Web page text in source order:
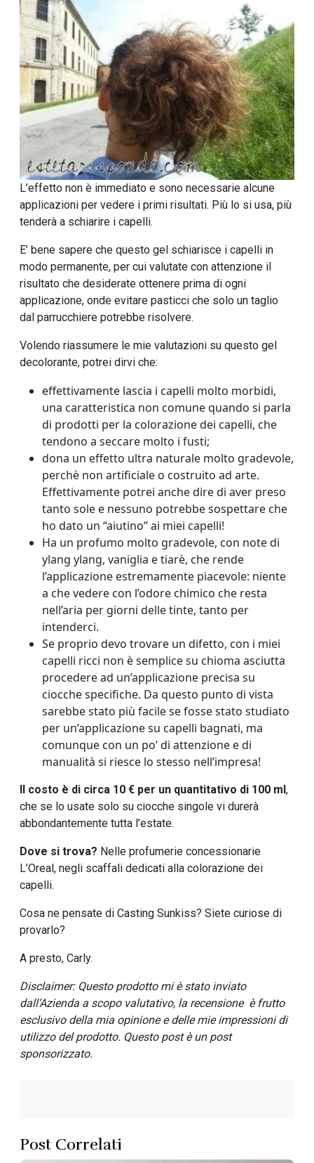
L’effetto non è immediato e sono necessarie alcune
applicazioni per vedere i primi risultati. Più lo si usa, più
tenderà a schiarire i capelli.
E’ bene sapere che questo gel schiarisce i capelli in
modo permanente, per cui valutate con attenzione il
risultato che desiderate ottenere prima di ogni
applicazione, onde evitare pasticci che solo un taglio
dal parrucchiere potrebbe risolvere.
Volendo riassumere le mie valutazioni su questo gel
decolorante, potrei dirvi che:
effettivamente lascia i capelli molto morbidi,
una caratteristica non comune quando si parla
di prodotti per la colorazione dei capelli, che
tendono a seccare molto i fusti;
dona un effetto ultra naturale molto gradevole,
perchè non artificiale o costruito ad arte.
Effettivamente potrei anche dire di aver preso
tanto sole e nessuno potrebbe sospettare che
ho dato un “aiutino” ai miei capelli!
Ha un profumo molto gradevole, con note di
ylang ylang, vaniglia e tiarè, che rende
l’applicazione estremamente piacevole: niente
a che vedere con l’odore chimico che resta
nell’aria per giorni delle tinte, tanto per
intenderci.
Se proprio devo trovare un difetto, con i miei
capelli ricci non è semplice su chioma asciutta
procedere ad un’applicazione precisa su
ciocche specifiche. Da questo punto di vista
sarebbe stato più facile se fosse stato studiato
per un’applicazione su capelli bagnati, ma
comunque con un po’ di attenzione e di
manualità si riesce lo stesso nell’impresa!
Il costo è di circa 10 € per un quantitativo di 100 ml,
che se lo usate solo su ciocche singole vi durerà
abbondantemente tutta l’estate.
Dove si trova? Nelle profumerie concessionarie
L’Oreal, negli scaffali dedicati alla colorazione dei
capelli.
Cosa ne pensate di Casting Sunkiss? Siete curiose di
provarlo?
A presto, Carly.
Disclaimer: Questo prodotto mi è stato inviato
dall’Azienda a scopo valutativo, la recensione è frutto
esclusivo della mia opinione e delle mie impressioni di
utilizzo del prodotto. Questo post è un post
sponsorizzato.
Post Correlati